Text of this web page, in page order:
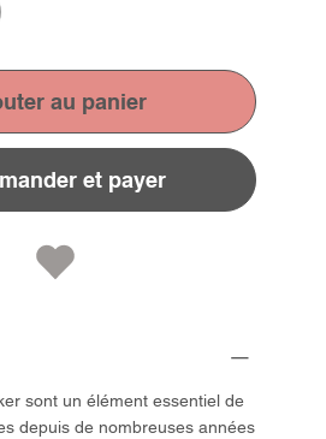
au panier
et payer
sont un élément essentiel de
depuis de nombreuses années